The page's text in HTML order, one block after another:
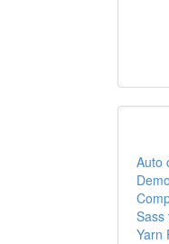
Auto
Sass
Yarn